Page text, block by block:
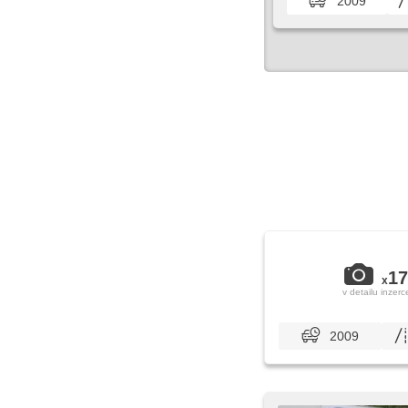
x17
v detailu
2009